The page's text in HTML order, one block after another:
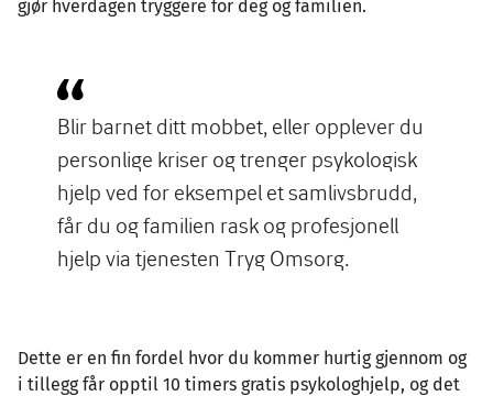
gjør hverdagen tryggere for deg og familien.
Blir barnet ditt mobbet, eller opplever du
personlige kriser og trenger psykologisk
hjelp ved for eksempel et samlivsbrudd,
får du og familien rask og profesjonell
hjelp via tjenesten Tryg Omsorg.
Dette er en fin fordel hvor du kommer hurtig gjennom og
i tillegg får opptil 10 timers gratis psykologhjelp, og det